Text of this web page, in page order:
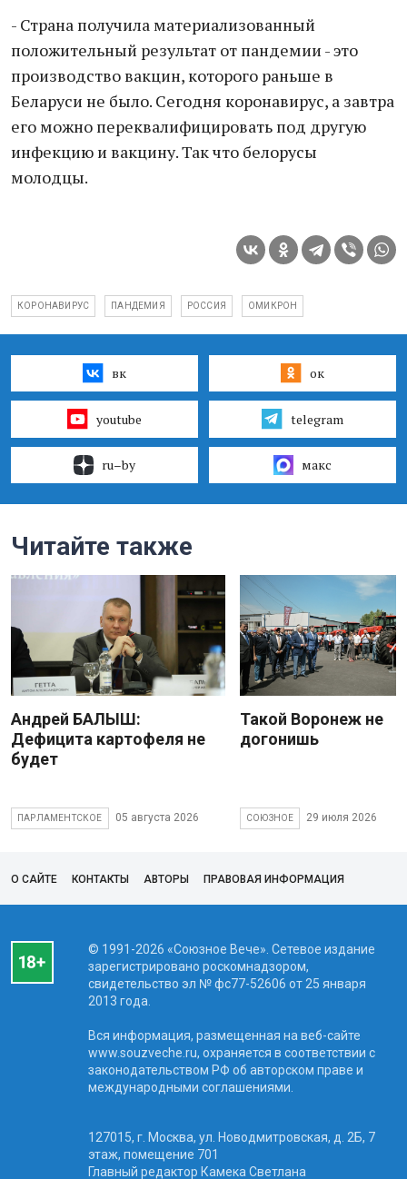
- Страна получила материализованный
положительный результат от пандемии - это
производство вакцин, которого раньше в
Беларуси не было. Сегодня коронавирус, а завтра
его можно переквалифицировать под другую
инфекцию и вакцину. Так что белорусы
молодцы.
КОРОНАВИРУС ПАНДЕМИЯ РОССИЯ ОМИКРОН
вк ок
youtube telegram
ru–by макс
Читайте также
Андрей БАЛЫШ:
Дефицита картофеля не
будет
ПАРЛАМЕНТСКОЕ 05 августа 2026
Такой Воронеж не
догонишь
СОЮЗНОЕ 29 июля 2026
О САЙТЕ КОНТАКТЫ АВТОРЫ ПРАВОВАЯ ИНФОРМАЦИЯ
© 1991-2026 «Союзное Вече». Сетевое издание
зарегистрировано роскомнадзором,
свидетельство эл № фc77-52606 от 25 января
2013 года.
Вся информация, размещенная на веб-сайте
www.souzveche.ru, охраняется в соответствии с
законодательством РФ об авторском праве и
международными соглашениями.
127015, г. Москва, ул. Новодмитровская, д. 2Б, 7
этаж, помещение 701
Главный редактор Камека Светлана